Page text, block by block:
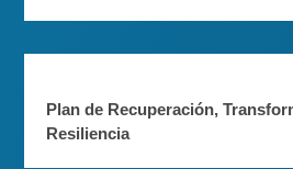
Plan de Recuperación,
Resiliencia